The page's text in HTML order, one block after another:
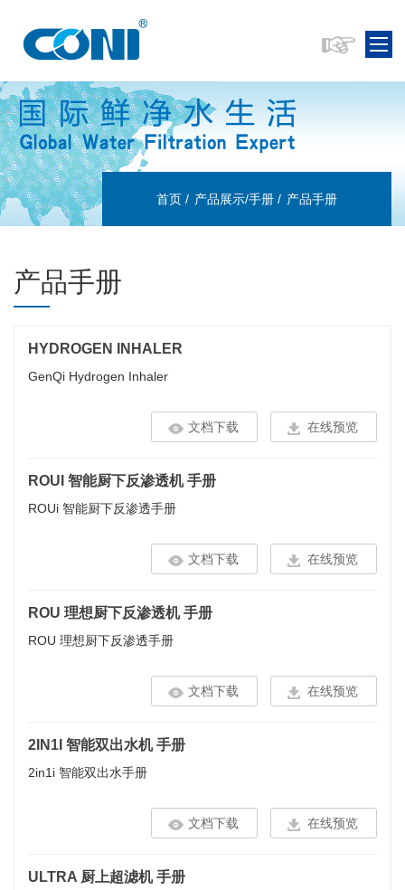
首页 产品展示/手册 产品手册
产品手册
HYDROGEN INHALER
GenQi Hydrogen Inhaler
文档下载 在线预览
ROUI 智能厨下反渗透机 手册
ROUi 智能厨下反渗透手册
文档下载 在线预览
ROU 理想厨下反渗透机 手册
ROU 理想厨下反渗透手册
文档下载 在线预览
2IN1I 智能双出水机 手册
2in1i 智能双出水手册
文档下载 在线预览
ULTRA 厨上超滤机 手册